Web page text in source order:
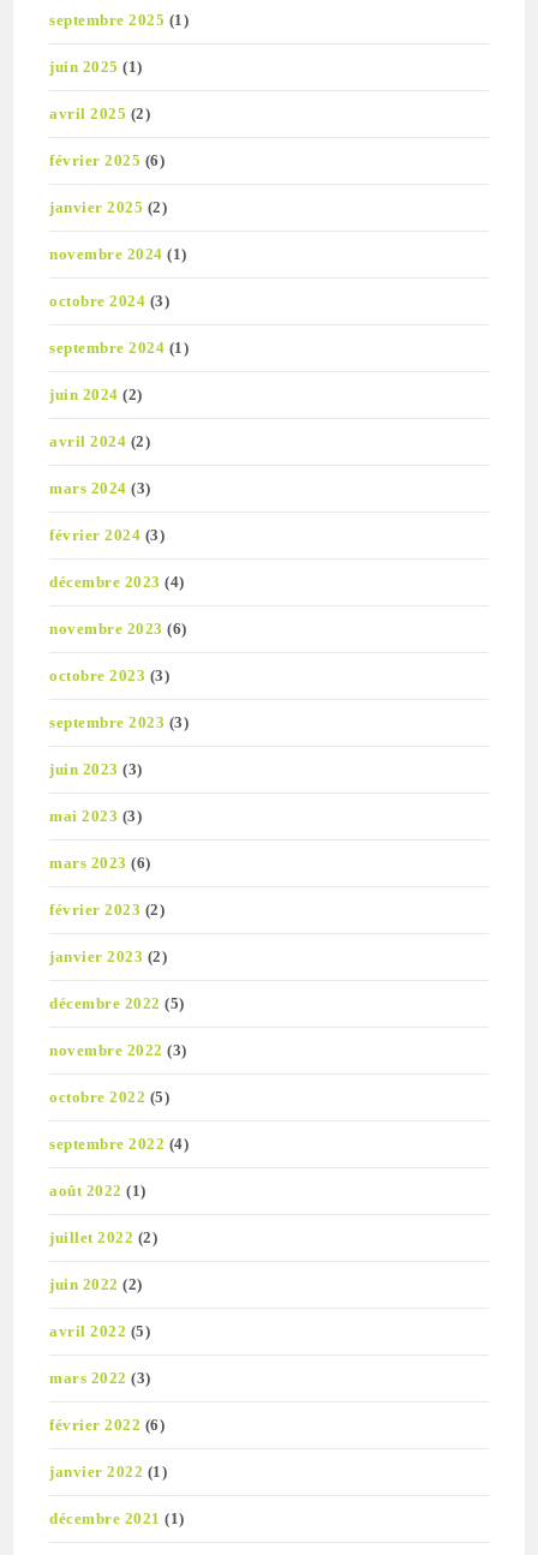
septembre 2025 (1)
juin 2025 (1)
avril 2025 (2)
février 2025 (6)
janvier 2025 (2)
novembre 2024 (1)
octobre 2024 (3)
septembre 2024 (1)
juin 2024 (2)
avril 2024 (2)
mars 2024 (3)
février 2024 (3)
décembre 2023 (4)
novembre 2023 (6)
octobre 2023 (3)
septembre 2023 (3)
juin 2023 (3)
mai 2023 (3)
mars 2023 (6)
février 2023 (2)
janvier 2023 (2)
décembre 2022 (5)
novembre 2022 (3)
octobre 2022 (5)
septembre 2022 (4)
août 2022 (1)
juillet 2022 (2)
juin 2022 (2)
avril 2022 (5)
mars 2022 (3)
février 2022 (6)
janvier 2022 (1)
décembre 2021 (1)